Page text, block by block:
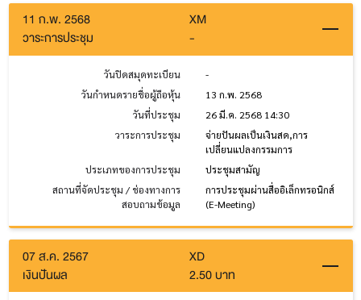
11 ก.พ. 2568
XM
วาระการประชุม
-
วันปิดสมุดทะเบียน
-
วันกำหนดรายชื่อผู้ถือหุ้น
13 ก.พ. 2568
วันที่ประชุม
26 มี.ค. 2568 14:30
วาระการประชุม
จ่ายปันผลเป็นเงินสด,การ
เปลี่ยนแปลงกรรมการ
ประเภทของการประชุม
ประชุมสามัญ
สถานที่จัดประชุม / ช่องทางการ
สอบถามข้อมูล
การประชุมผ่านสื่ออิเล็กทรอนิกส์
(E-Meeting)
07 ส.ค. 2567
XD
เงินปันผล
2.50 บาท